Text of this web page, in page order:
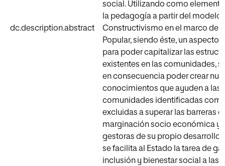
dc.description.abstract
social. Utilizando como
la pedagogía a partir del modelo
Constructivismo en el marco de
Popular, siendo éste, un aspecto
para poder capitalizar las
existentes en las comunidades,
en consecuencia poder crear
conocimientos que ayuden a las
comunidades identificadas
excluidas a superar las barreras
marginación socio económica y
gestoras de su propio desarrollo.
se facilita al Estado la tarea de
inclusión y bienestar social a las